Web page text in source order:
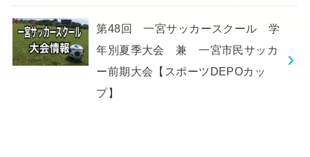
第48回 一宮サッカースクール 学
年別夏季大会 兼 一宮市民サッカ
ー前期大会【スポーツDEPOカッ
プ】